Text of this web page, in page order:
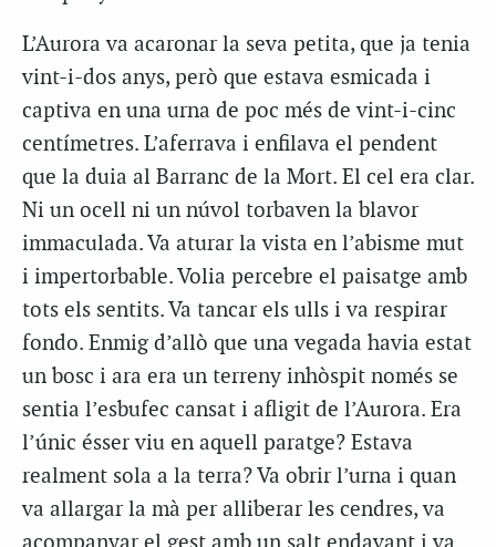
L’Aurora va acaronar la seva petita, que ja tenia
vint-i-dos anys, però que estava esmicada i
captiva en una urna de poc més de vint-i-cinc
centímetres. L’aferrava i enfilava el pendent
que la duia al Barranc de la Mort. El cel era clar.
Ni un ocell ni un núvol torbaven la blavor
immaculada. Va aturar la vista en l’abisme mut
i impertorbable. Volia percebre el paisatge amb
tots els sentits. Va tancar els ulls i va respirar
fondo. Enmig d’allò que una vegada havia estat
un bosc i ara era un terreny inhòspit només se
sentia l’esbufec cansat i afligit de l’Aurora. Era
l’únic ésser viu en aquell paratge? Estava
realment sola a la terra? Va obrir l’urna i quan
va allargar la mà per alliberar les cendres, va